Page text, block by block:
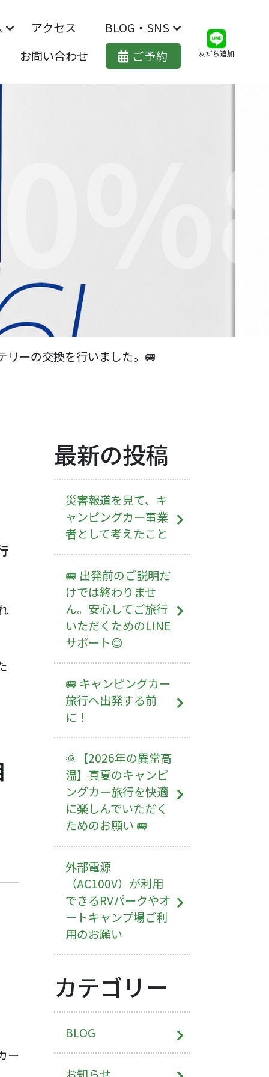
ン
アクセス
BLOG・SNS
店長ブログ
お知らせ
インスタグラム
Google口コミ
お問い合わせ ご予約 友だち追加
。🚐
リーの交換を行いました。🚐
ー
最新の投稿
災害報道を見て、キ
ャンピングカー事業
者として考えたこと
🚐 出発前のご説明だ
けでは終わりませ
ん。安心してご旅行
いただくためのLINE
サポート😊
🚐 キャンピングカー
旅行へ出発する前
に！
🌞【2026年の異常高
温】真夏のキャンピ
ングカー旅行を快適
に楽しんでいただく
ためのお願い 🚐
外部電源
（AC100V）が利用
できるRVパークやオ
ートキャンプ場ご利
用のお願い
カテゴリー
BLOG